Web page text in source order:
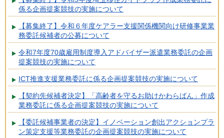
係る企画提案競技の実施について
【募集終了】令和６年度ケアラー支援関係機関向け研修事業業
務委託候補者の公募について
令和7年度70歳雇用制度導入アドバイザー派遣業務委託の企画
提案競技の実施について
ICT推進支援業務委託に係る企画提案競技の実施について
【契約先候補者決定】「高齢者を守るお助けかわらばん」作成
業務委託に係る企画提案競技の実施について
【委託候補事業者の決定】イノベーション創出アクションプラ
ン策定支援等業務委託の企画提案競技の実施について